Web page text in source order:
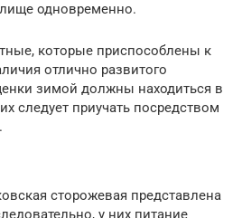
одновременно.
которые приспособлены к
отлично развитого
зимой должны находиться в
следует приучать посредством
сторожевая представлена
у них питание